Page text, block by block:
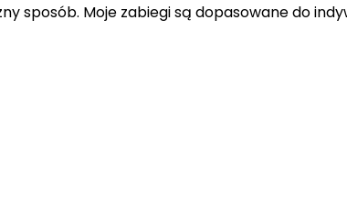
sposób. Moje zabiegi są dopasowane do